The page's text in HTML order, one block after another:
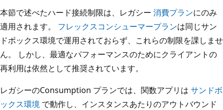
本節で述べたハード接続制限は、レガシー 消費プランにのみ
適用されます。 フレックスコンシューマープランは同じサン
ドボックス環境で運用されておらず、これらの制限を課しませ
ん。 しかし、最適なパフォーマンスのためにクライアントの
再利用は依然として推奨されています。
レガシーのConsumption プランでは、関数アプリは サンドボ
ックス環境 で動作し、インスタンスあたりのアウトバウンド